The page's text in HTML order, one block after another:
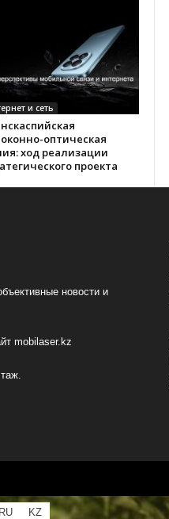
и сеть
оптическая
ход реализации
проекта
новости и
mobilaser.kz
RU KZ